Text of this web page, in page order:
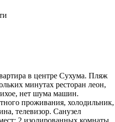
в центре Сухума. Пляж
минутах ресторан леон,
нет шума машин.
проживания, холодильник,
телевизор. Санузел
2 изолированных комнаты,